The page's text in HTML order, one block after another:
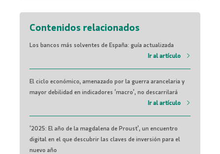
Contenidos relacionados
Los bancos más solventes de España: guía actualizada
Ir al artículo
El ciclo económico, amenazado por la guerra arancelaria y
mayor debilidad en indicadores ‘macro’, no descarrilará
Ir al artículo
‘2025: El año de la magdalena de Proust’, un encuentro
digital en el que descubrir las claves de inversión para el
nuevo año